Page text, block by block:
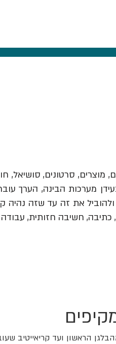
מוצרים, סרטונים, סושיאל,
מערכות הבינה, הערך
חשיבה חזותית,
הראשון ועד קריאייטיב